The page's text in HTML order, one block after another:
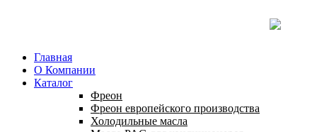
Главная
О Компании
Каталог
Фреон
Фреон европейского производства
Холодильные масла